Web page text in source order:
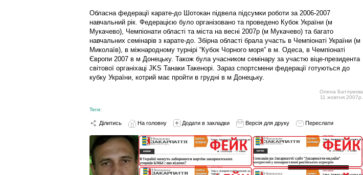
Обласна федерації карате-до Шотокан підвела підсумки роботи за 2006-2007
навчальний рік. Федерацією було організовано та проведено Кубок України (м
Мукачево), Чемпіонати області та міста на весні 2007р (м Мукачево) та багато
навчальних семінарів з карате-до. Збірна області брала участь в Чемпіонаті України (м
Миколаїв), в міжнародному турнірі “Кубок Чорного моря” в м. Одеса, в Чемпіонаті
Європи 2007 в м Донецьку. Також була учасником семінару за участю віце-президента
світової органіхаці JKS Танаки Такенорі. Зараз спортсмени федерації готуються до
кубку України, котрий має пройти в грудні в м Донецьку.
Олена Батлукова
11 жовтня 2007р.
Теги:
Ділитись На головну Додати в закладки Версія для друку Переслати